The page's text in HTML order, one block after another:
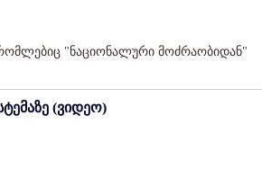
რომლებიც "ნაციონალური მოძრაობიდან"
(ვიდეო)